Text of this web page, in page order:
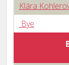
Klára
Bye